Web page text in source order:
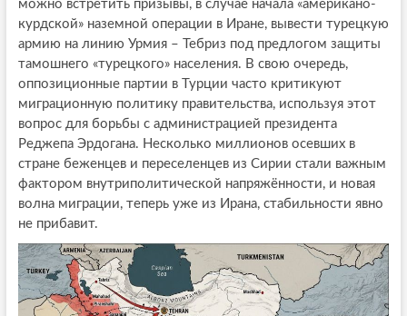
можно встретить призывы, в случае начала «американо-
курдской» наземной операции в Иране, вывести турецкую
армию на линию Урмия – Тебриз под предлогом защиты
тамошнего «турецкого» населения. В свою очередь,
оппозиционные партии в Турции часто критикуют
миграционную политику правительства, используя этот
вопрос для борьбы с администрацией президента
Реджепа Эрдогана. Несколько миллионов осевших в
стране беженцев и переселенцев из Сирии стали важным
фактором внутриполитической напряжённости, и новая
волна миграции, теперь уже из Ирана, стабильности явно
не прибавит.